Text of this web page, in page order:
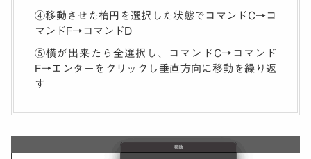
④移動させた楕円を選択した状態でコマンドC→コ
マンドF→コマンドD
⑤横が出来たら全選択し、コマンドC→コマンド
F→エンターをクリックし垂直方向に移動を繰り返
す